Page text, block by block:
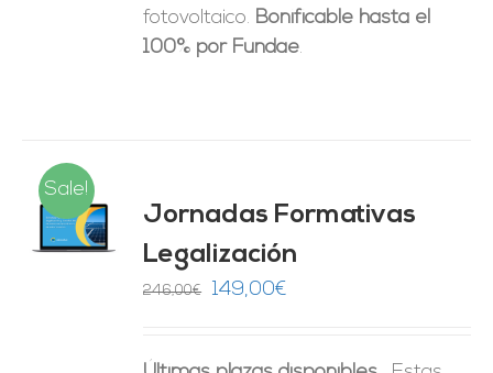
fotovoltaico. Bonificable hasta el
100% por Fundae.
Sale!
Jornadas Formativas
Legalización
246,00€
El
149,00€